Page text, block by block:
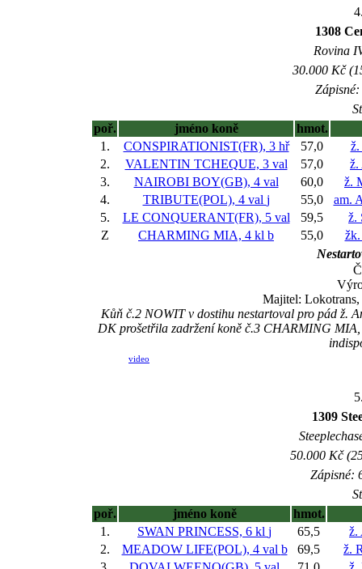
1308
Rovina
30.000 Kč
poř.
jméno koně
hmot.
1.
CONSPIRATIONIST(FR), 3 hř 57,0
2.
VALENTIN TCHEQUE, 3 val 57,0
ž.
3.
NAIROBI BOY(GB), 4 val 60,0
ž.
4.
TRIBUTE(POL), 4 val j 55,0
am.
5.
LE CONQUERANT(FR), 5 val 59,5
ž.
Z
CHARMING MIA, 4 kl b 55,0
Majitel:
Kůň č.2 NOWIT v dostihu nestartoval pro pád ž.
DK prošetřila zadržení koně č.3 CHARMING
video
1309
50.000 Kč
Zápisné:
poř.
jméno koně
hmot.
1.
SWAN PRINCESS, 6 kl j 65,5
ž.
2.
MEADOW LIFE(POL), 4 val b 69,5
ž.